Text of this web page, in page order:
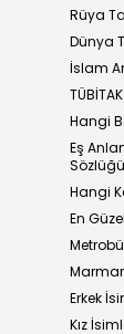
Rüya
Dünya
İslam
Hangi
Eş
Sözlüğü
Hangi
En
Erkek
Kız